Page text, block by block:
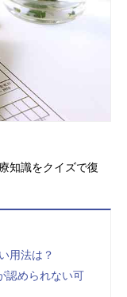
知識をクイズで復
用法は？
認められない可